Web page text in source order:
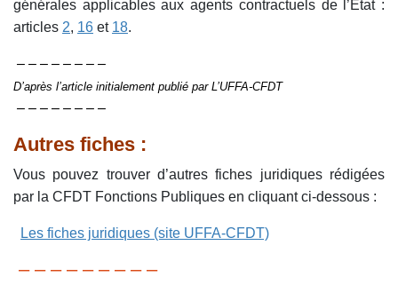
générales applicables aux agents contractuels de l’État :
articles 2, 16 et 18.
– – – – – – – –
D’après l’article initialement publié par L’UFFA-CFDT
– – – – – – – –
Autres fiches :
Vous pouvez trouver d’autres fiches juridiques rédigées
par la CFDT Fonctions Publiques en cliquant ci-dessous :
Les fiches juridiques (site UFFA-CFDT)
– – – – – – – – –